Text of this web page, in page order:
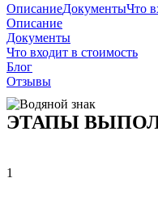
ОписаниеДокументыЧто
Описание
Документы
Что входит в стоимость
Блог
Отзывы
ЭТАПЫ
1